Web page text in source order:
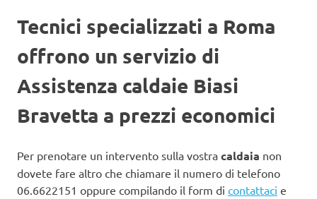
Tecnici specializzati a Roma
offrono un servizio di
Assistenza caldaie Biasi
Bravetta a prezzi economici
Per prenotare un intervento sulla vostra caldaia non
dovete fare altro che chiamare il numero di telefono
06.6622151 oppure compilando il form di contattaci e